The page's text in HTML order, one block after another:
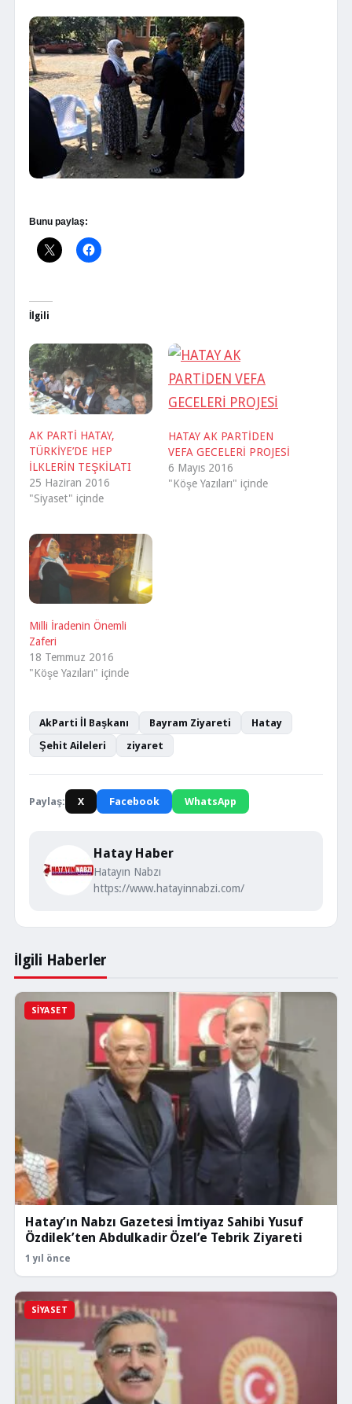
Bunu paylaş:
İlgili
AK PARTİ HATAY,
TÜRKİYE’DE HEP
İLKLERİN TEŞKİLATI
25 Haziran 2016
"Siyaset" içinde
HATAY AK PARTİDEN
VEFA GECELERİ PROJESİ
6 Mayıs 2016
"Köşe Yazıları" içinde
Milli İradenin Önemli
Zaferi
18 Temmuz 2016
"Köşe Yazıları" içinde
AkParti İl Başkanı Bayram Ziyareti
Hatay
Şehit Aileleri
ziyaret
Paylaş: X Facebook WhatsApp
Hatay Haber
Hatayın Nabzı
https://www.hatayinnabzi.com/
İlgili Haberler
SIYASET
Hatay’ın Nabzı Gazetesi İmtiyaz Sahibi Yusuf
Özdilek’ten Abdulkadir Özel’e Tebrik Ziyareti
1 yıl önce
SIYASET